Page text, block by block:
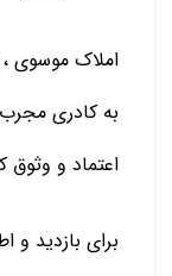
املاک موسوی ،
به کادری
اعتماد و وثوق
برای بازدید و